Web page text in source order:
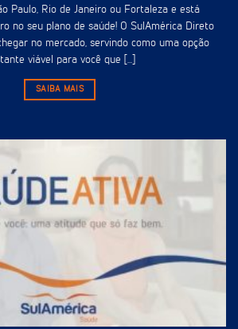
Paulo, Rio de Janeiro ou Fortaleza e está
no seu plano de saúde! O SulAmérica Direto
no mercado, servindo como uma opção
viável para você que [...]
SAIBA MAIS